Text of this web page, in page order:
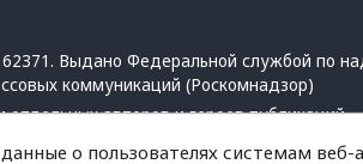
Выдано Федеральной службой по
коммуникаций (Роскомнадзор)
авторов и героев публикаций.
ссылка на сайт.
о пользователях системам